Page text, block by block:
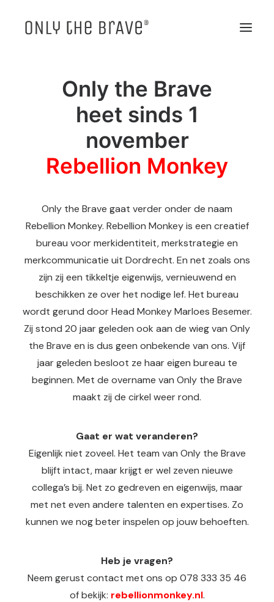
Only the Brave
heet sinds 1
november
Rebellion Monkey
Only the Brave gaat verder onder de naam
Rebellion Monkey. Rebellion Monkey is een creatief
bureau voor merkidentiteit, merkstrategie en
merkcommunicatie uit Dordrecht. En net zoals ons
zijn zij een tikkeltje eigenwijs, vernieuwend en
beschikken ze over het nodige lef. Het bureau
wordt gerund door Head Monkey Marloes Besemer.
Zij stond 20 jaar geleden ook aan de wieg van Only
the Brave en is dus geen onbekende van ons. Vijf
jaar geleden besloot ze haar eigen bureau te
beginnen. Met de overname van Only the Brave
maakt zij de cirkel weer rond.
Gaat er wat veranderen?
Eigenlijk niet zoveel. Het team van Only the Brave
blijft intact, maar krijgt er wel zeven nieuwe
collega’s bij. Net zo gedreven en eigenwijs, maar
met net even andere talenten en expertises. Zo
kunnen we nog beter inspelen op jouw behoeften.
Heb je vragen?
Neem gerust contact met ons op 078 333 35 46
of bekijk: rebellionmonkey.nl.